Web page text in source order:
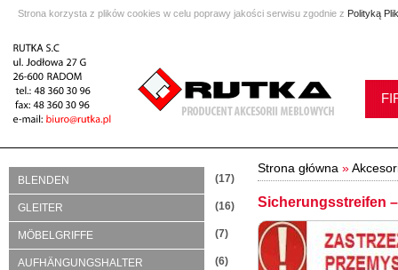
Strona korzysta z plików cookies w celu poprawy jakości serwisu zgodnie z Polityką
BLENDEN (17)
GLEITER (16)
MÖBELGRIFFE (7)
AUFHÄNGUNGSHALTER (6)
Strona główna »
Sicherungsstreifen